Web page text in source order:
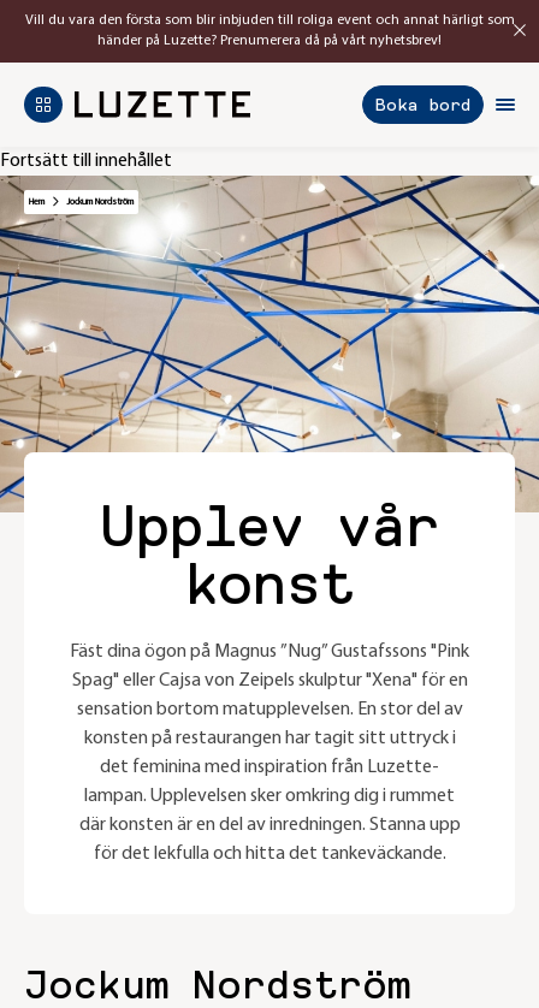
Fortsätt till innehållet
Vill du vara den första som blir inbjuden till roliga event och annat härligt som
händer på Luzette? Prenumerera då på vårt nyhetsbrev!
Boka bord
Hem Jockum Nordström
Upplev vår
konst
Fäst dina ögon på Magnus ”Nug” Gustafssons "Pink
Spag" eller Cajsa von Zeipels skulptur "Xena" för en
sensation bortom matupplevelsen. En stor del av
konsten på restaurangen har tagit sitt uttryck i
det feminina med inspiration från Luzette-
lampan. Upplevelsen sker omkring dig i rummet
där konsten är en del av inredningen. Stanna upp
för det lekfulla och hitta det tankeväckande.
Jockum Nordström